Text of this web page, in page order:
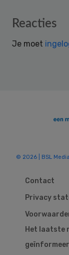
Reader
Reacties
Je moet
© 2026 | BSL
Contact
Privacy
Het laatste